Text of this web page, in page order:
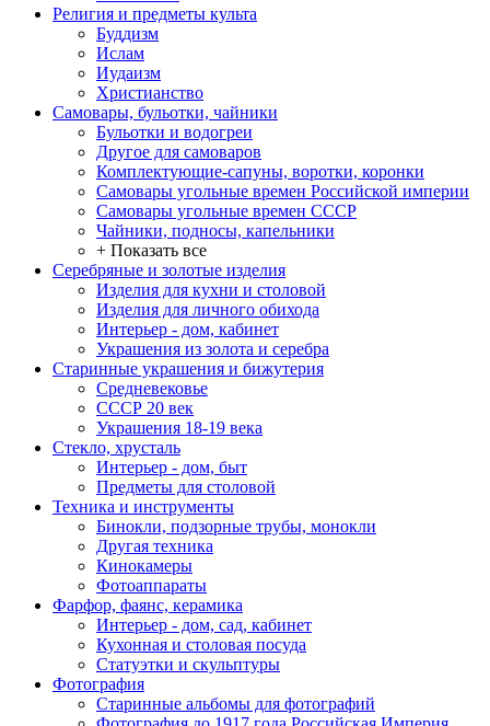
Религия и предметы культа
Буддизм
Ислам
Иудаизм
Христианство
Самовары, бульотки, чайники
Бульотки и водогреи
Другое для самоваров
Комплектующие-сапуны, воротки, коронки
Самовары угольные времен Российской империи
Самовары угольные времен СССР
Чайники, подносы, капельники
+ Показать все
Серебряные и золотые изделия
Изделия для кухни и столовой
Изделия для личного обихода
Интерьер - дом, кабинет
Украшения из золота и серебра
Старинные украшения и бижутерия
Средневековье
СССР 20 век
Украшения 18-19 века
Стекло, хрусталь
Интерьер - дом, быт
Предметы для столовой
Техника и инструменты
Бинокли, подзорные трубы, монокли
Другая техника
Кинокамеры
Фотоаппараты
Фарфор, фаянс, керамика
Интерьер - дом, сад, кабинет
Кухонная и столовая посуда
Статуэтки и скульптуры
Фотография
Старинные альбомы для фотографий